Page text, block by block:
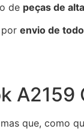
de peças de
envio de
A2159
que, como